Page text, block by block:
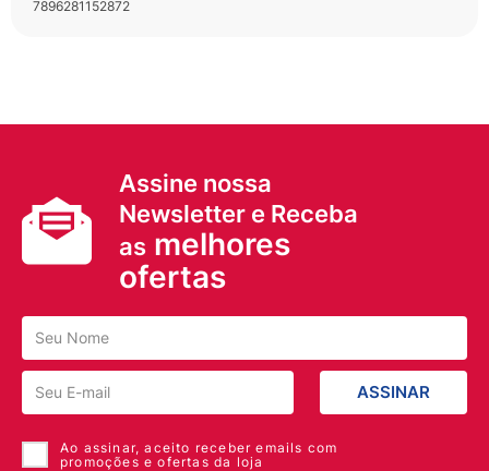
7896281152872
Assine nossa
Newsletter e Receba
as melhores
ofertas
ASSINAR
Ao assinar, aceito receber emails com
promoções e ofertas da loja